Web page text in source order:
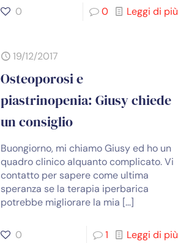
0 0 Leggi di più
19/12/2017
Osteoporosi e
piastrinopenia: Giusy chiede
un consiglio
Buongiorno, mi chiamo Giusy ed ho un
quadro clinico alquanto complicato. Vi
contatto per sapere come ultima
speranza se la terapia iperbarica
potrebbe migliorare la mia […]
0 1 Leggi di più